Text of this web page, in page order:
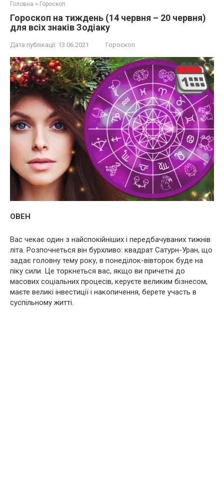
Головна » Гороскоп
Гороскоп на тиждень (14 червня – 20 червня)
для всіх знаків Зодіаку
Дата публікації: 13.06.2021 Гороскоп
ОВЕН
Вас чекає один з найспокійніших і передбачуваних тижнів
літа. Розпочнеться він бурхливо: квадрат Сатурн-Уран, що
задає головну тему року, в понеділок-вівторок буде на
піку сили. Це торкнеться вас, якщо ви причетні до
масових соціальних процесів, керуєте великим бізнесом,
маєте великі інвестиції і накопичення, берете участь в
суспільному житті.